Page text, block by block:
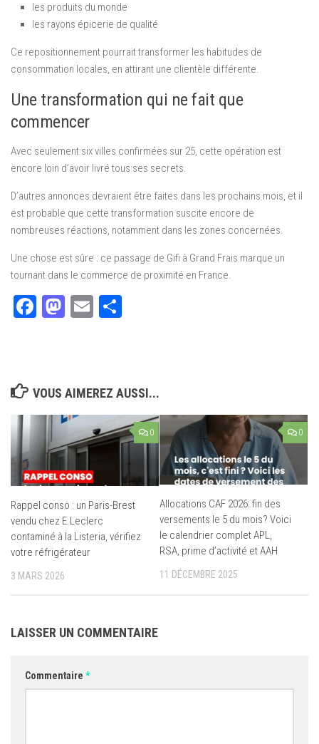
les produits du monde
les rayons épicerie de qualité
Ce repositionnement pourrait transformer les habitudes de
consommation locales, en attirant une clientèle différente.
Une transformation qui ne fait que
commencer
Avec seulement six villes confirmées sur 25, cette opération est
encore loin d’avoir livré tous ses secrets.
D’autres annonces devraient être faites dans les prochains mois, et il
est probable que cette transformation suscite encore de
nombreuses réactions, notamment dans les zones concernées.
Une chose est sûre : ce passage de Gifi à Grand Frais marque un
tournant dans le commerce de proximité en France.
Facebook
Mastodon
Email
VOUS AIMEREZ AUSSI...
0
Rappel conso : un Paris-Brest
vendu chez E.Leclerc
contaminé à la Listeria, vérifiez
votre réfrigérateur
3 MARS 2026
0
Allocations CAF 2026: fin des
versements le 5 du mois? Voici
le calendrier complet APL,
RSA, prime d’activité et AAH
11 DÉCEMBRE 2025
LAISSER UN COMMENTAIRE
Commentaire *